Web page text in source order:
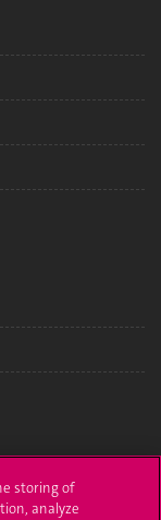
storing of
analyze